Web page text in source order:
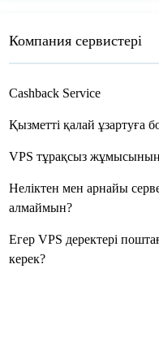
Компания сервистері
Cashback Service
Қызметті қалай ұзартуға
VPS тұрақсыз жұмысының
Неліктен мен арнайы
алмаймын?
Егер VPS деректері
керек?